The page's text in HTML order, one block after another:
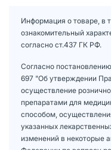
Информация о товаре, в
ознакомительный
согласно ст.437 ГК РФ.
Согласно
697 "Об утверждении
осуществление
препаратами для
способом,
указанных
изменений в некоторые